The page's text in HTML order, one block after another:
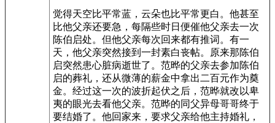
觉得天空比平常蓝，云朵也比平常更白。他甚至
比他父亲还要急，每隔些时日便催他父亲去一次
陈伯启处。但他父亲每次回来都有推词。有一
天，他父亲突然接到一封素白丧帖。原来那陈伯
启突然患心脏病逝世了。范晔的父亲去参加陈伯
启的葬礼，还从微薄的薪金中拿出二百元作为奠
金。经过这一次的波折起伏之后，范晔就改以卑
夷的眼光去看他父亲。范晔的同父异母哥哥终于
要结婚了。他回家来，要求父亲给他主持婚礼，